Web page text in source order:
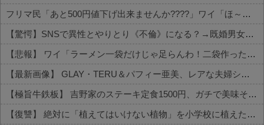
フリマ民「あと500円値下げ出来ませんか????」ワイ「ほ～い購入ｗ」
【驚愕】SNSで異性とやりとり《不倫》になる？→既婚男女の約7割がまさかの『こう』回答してしまうw w w w w w w w
【悲報】 ワイ「ラーメン一袋だけじゃ足らんわ！二袋作ったろ！」→結果ｗｗｗ
【最新画像】 GLAY・TERU＆パフィー亜美、レアな夫婦ショットを公開してしまう！
【極旨牛鉄板】 吉野家のステーキ定食1500円、ガチで美味そうｗｗｗ
【復讐】 絶対に「植えてはいけない植物」を小学校に植えた→20年経って見に行くと…「！？」衝撃の光景が・・・